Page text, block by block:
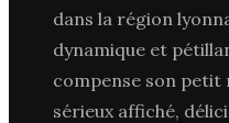
dans la région
dynamique et
compense son
sérieux affiché,